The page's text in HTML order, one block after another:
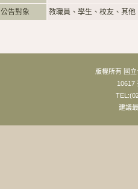
公告對象
教職員、學生、校友、其他
版權所有 國
10617
建議